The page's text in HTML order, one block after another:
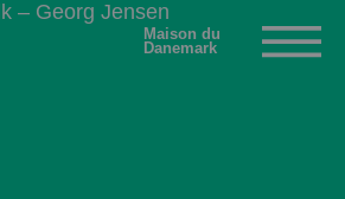
Maison du
Danemark